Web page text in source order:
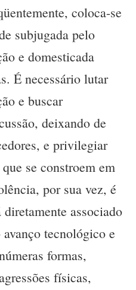
coloca-se
subjugada pelo
e domesticada
É necessário lutar
e buscar
deixando de
e privilegiar
se constroem em
por sua vez, é
associado
tecnológico e
formas,
físicas,